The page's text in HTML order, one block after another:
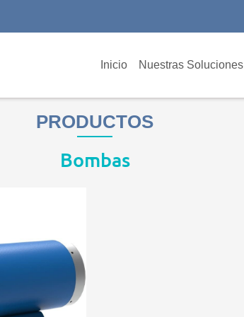
Inicio Nuestras Soluciones
PRODUCTOS
Bombas